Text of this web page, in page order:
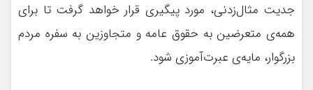
جدیت مثال‌زدنی، مورد پیگیری قرار خواهد گرفت تا برای
همه‌ی متعرضین به حقوق عامه و متجاوزین به سفره مردم
بزرگوار، مایه‌ی عبرت‌آموزی شود.